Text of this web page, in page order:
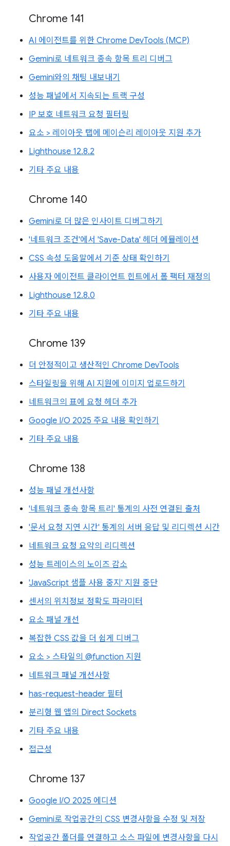
Chrome 141
AI 에이전트를 위한 Chrome DevTools (MCP)
Gemini로 네트워크 종속 항목 트리 디버그
Gemini와의 채팅 내보내기
성능 패널에서 지속되는 트랙 구성
IP 보호 네트워크 요청 필터링
요소 > 레이아웃 탭에 메이슨리 레이아웃 지원 추가
Lighthouse 12.8.2
기타 주요 내용
Chrome 140
Gemini로 더 많은 인사이트 디버그하기
'네트워크 조건'에서 'Save-Data' 헤더 에뮬레이션
CSS 속성 도움말에서 기준 상태 확인하기
사용자 에이전트 클라이언트 힌트에서 폼 팩터 재정의
Lighthouse 12.8.0
기타 주요 내용
Chrome 139
더 안정적이고 생산적인 Chrome DevTools
스타일링을 위해 AI 지원에 이미지 업로드하기
네트워크의 표에 요청 헤더 추가
Google I/O 2025 주요 내용 확인하기
기타 주요 내용
Chrome 138
성능 패널 개선사항
'네트워크 종속 항목 트리' 통계의 사전 연결된 출처
'문서 요청 지연 시간' 통계의 서버 응답 및 리디렉션 시간
네트워크 요청 요약의 리디렉션
성능 트레이스의 노이즈 감소
'JavaScript 샘플 사용 중지' 지원 중단
센서의 위치정보 정확도 파라미터
요소 패널 개선
복잡한 CSS 값을 더 쉽게 디버그
요소 > 스타일의 @function 지원
네트워크 패널 개선사항
has-request-header 필터
분리형 웹 앱의 Direct Sockets
기타 주요 내용
접근성
Chrome 137
Google I/O 2025 에디션
Gemini로 작업공간의 CSS 변경사항을 수정 및 저장
작업공간 폴더를 연결하고 소스 파일에 변경사항을 다시